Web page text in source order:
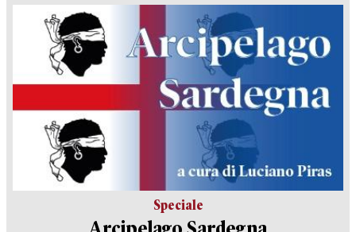
Speciale